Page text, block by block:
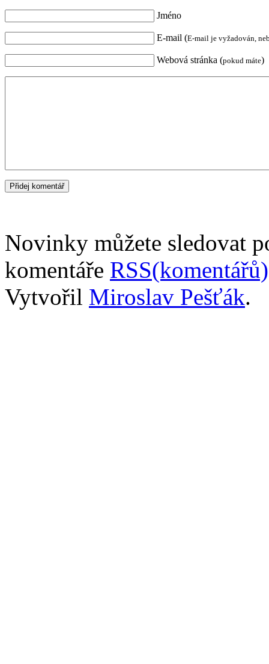
Jméno
E-mail (E-mail je vyžadován,
Webová stránka (pokud máte)
Novinky můžete sledovat
komentáře RSS(komentářů)
Vytvořil Miroslav Pešťák.